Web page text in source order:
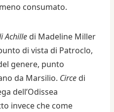
consumato.
Achille di Madeline Miller
di vista di Patroclo,
genere, punto
da Marsilio. Circe di
dell’Odissea
invece che come